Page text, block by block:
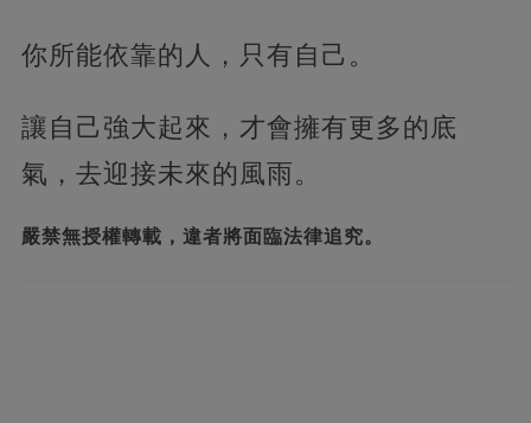
你所能依靠的人，只有自己。
讓自己強大起來，才會擁有更多的底
氣，去迎接未來的風雨。
嚴禁無授權轉載，違者將面臨法律追究。